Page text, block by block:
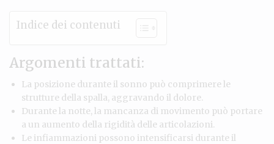
Indice dei contenuti
Argomenti trattati:
La posizione durante il sonno può comprimere le
strutture della spalla, aggravando il dolore.
Durante la notte, la mancanza di movimento può portare
a un aumento della rigidità delle articolazioni.
Le infiammazioni possono intensificarsi durante il